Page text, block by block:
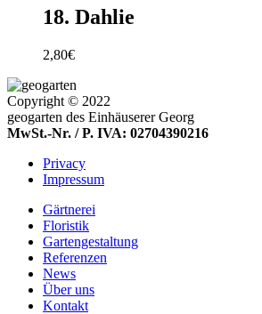
18. Dahlie
2,80€
Copyright © 2022
geogarten des Einhäuserer Georg
MwSt.-Nr. / P. IVA: 02704390216
Privacy
Impressum
Gärtnerei
Floristik
Gartengestaltung
Referenzen
News
Über uns
Kontakt